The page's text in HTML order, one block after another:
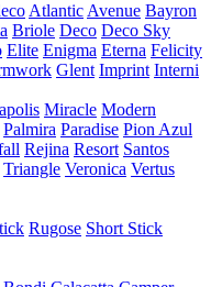
Atlantic Avenue Bayron
Briole Deco Deco Sky
Elite Enigma Eterna Felicity
Glent Imprint Interni
Miracle Modern
Palmira Paradise Pion Azul
Rejina Resort Santos
Triangle Veronica Vertus
Rugose Short Stick